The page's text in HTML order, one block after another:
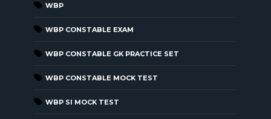
WBP
WBP CONSTABLE EXAM
WBP CONSTABLE GK PRACTICE SET
WBP CONSTABLE MOCK TEST
WBP SI MOCK TEST